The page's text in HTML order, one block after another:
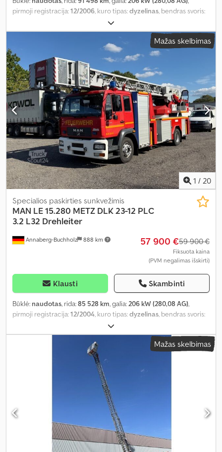
pirmoji registracija:12/2006, kuro tipas:dyzelinas, bendras svoris:
2 ašys
raudona, pavaros tipas:automatinis, emisijos klasė:Euro 4,
, bendras plotis: 2 500 mm, bendras
aukštis:
, Gamybos metai:2006 , Įranga:ABS,
kompresorius, oro kondicionavimas ,
Mažas skelbimas
1 / 20
Annaberg-Buchholz 888 km
Specialios paskirties sunkvežimis
MAN LE 15.280 METZ DLK 23-12 PLC
3.2 L32 Drehleiter
57 900 €59 900 €
Fiksuota kaina
(PVM negalimas išskirti)
Klausti Skambinti
Būklė: naudotas, rida:85 528 km, galia: 206 kW (280,08 AG),
pirmoji registracija:12/2004 , kuro tipas:dyzelinas , bendras svoris:
2 ašys
raudona, pavaros tipas:automatinis, emisijos klasė:Euro 3,
, bendras aukštis: 3 290 mm, Gamybos
ABS, kompresorius
Mažas skelbimas